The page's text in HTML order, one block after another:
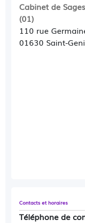
Cabinet de
(01)
110 rue
01630 Saint-
Contacts et horaires
Téléphone de